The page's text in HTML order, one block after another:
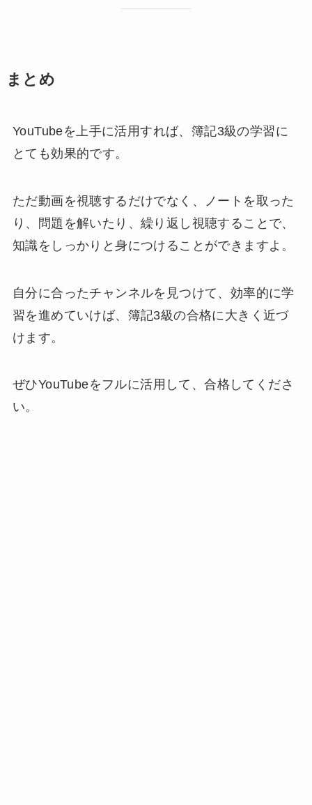
まとめ
YouTubeを上手に活用すれば、簿記3級の学習に
とても効果的です。
ただ動画を視聴するだけでなく、ノートを取った
り、問題を解いたり、繰り返し視聴することで、
知識をしっかりと身につけることができますよ。
自分に合ったチャンネルを見つけて、効率的に学
習を進めていけば、簿記3級の合格に大きく近づ
けます。
ぜひYouTubeをフルに活用して、合格してくださ
い。